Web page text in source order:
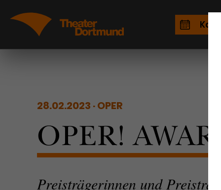
28.02.2023 OPER
OPER!
Preisträgerinnen und